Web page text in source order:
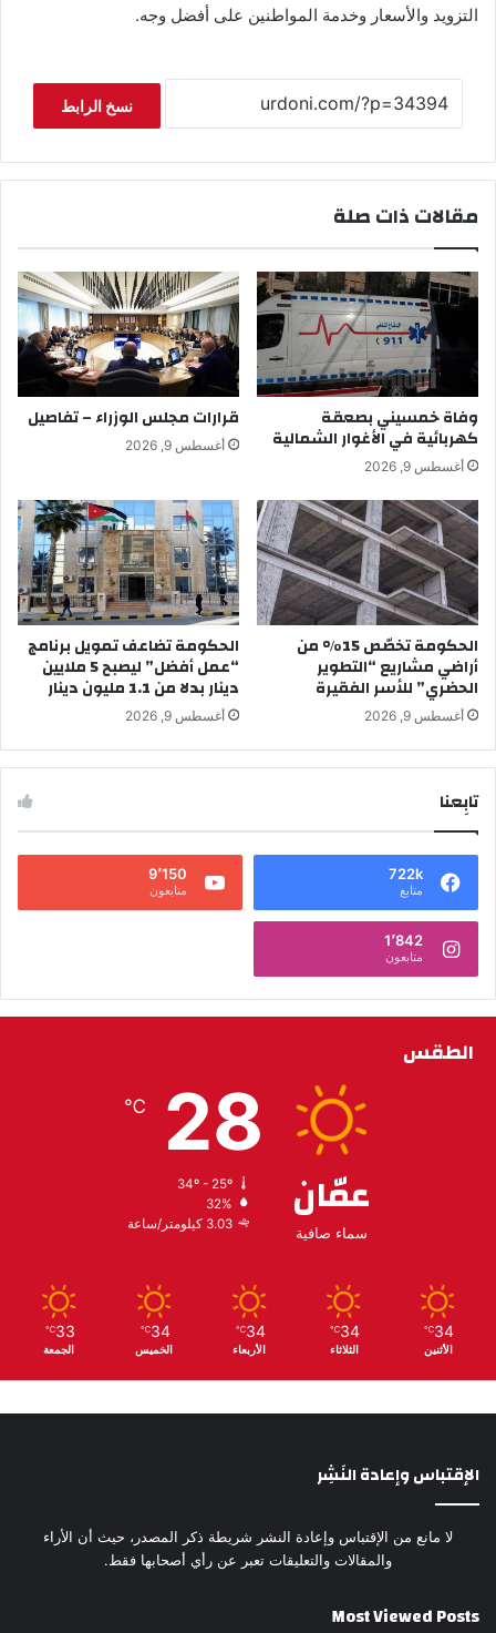
التزويد والأسعار وخدمة المواطنين على أفضل وجه.
نسخ الرابط
مقالات ذات صلة
وفاة خمسيني بصعقة
كهربائية في الأغوار الشمالية
أغسطس 9, 2026
قرارات مجلس الوزراء – تفاصيل
أغسطس 9, 2026
الحكومة تخصّص 15% من
أراضي مشاريع “التطوير
الحضري” للأسر الفقيرة
أغسطس 9, 2026
الحكومة تضاعف تمويل برنامج
“عمل أفضل” ليصبح 5 ملايين
دينار بدلا من 1.1 مليون دينار
أغسطس 9, 2026
تابِعنا
722k
متابع
9٬150
متابعون
1٬842
متابعون
الطقس
عمّان
سماء صافية
28
℃
34º - 25º
32%
3.03 كيلومتر/ساعة
34
℃
الأثنين
34
℃
الثلاثاء
34
℃
الأربعاء
34
℃
الخميس
33
℃
الجمعة
الإقتباس وإعادة النَشِر
لا مانع من الإقتباس وإعادة النشر شريطة ذكر المصدر، حيث أن الأراء
والمقالات والتعليقات تعبر عن رأي أصحابها فقط.
Most Viewed Posts